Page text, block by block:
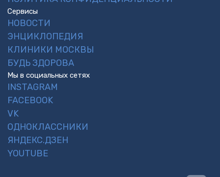
Сервисы
НОВОСТИ
ЭНЦИКЛОПЕДИЯ
КЛИНИКИ МОСКВЫ
БУДЬ ЗДОРОВА
Мы в социальных сетях
INSTAGRAM
FACEBOOK
VK
ОДНОКЛАССНИКИ
ЯНДЕКС.ДЗЕН
YOUTUBE